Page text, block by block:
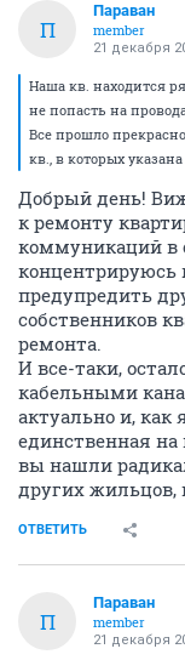
П
Параван
member
21 декабря
Наша кв. находится
не попасть на
Все прошло
кв., в которых
Добрый день!
к ремонту
коммуникаций в
концентрируюсь
предупредить
собственников
ремонта.
И все-таки,
кабельными
актуально и, как
единственная
вы нашли
других жильцов,
ОТВЕТИТЬ
П
Параван
member
21 декабря